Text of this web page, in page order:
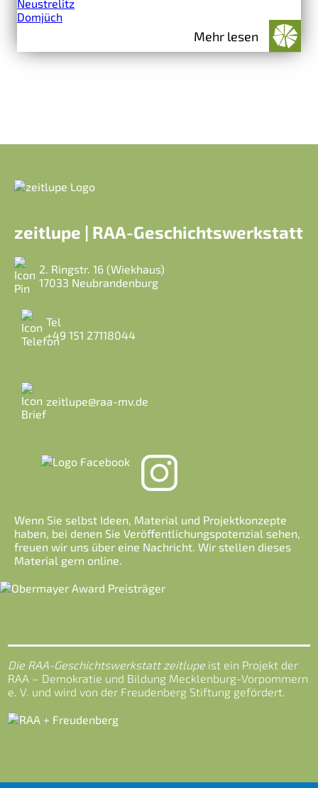
Neustrelitz
Domjüch
Mehr lesen
zeitlupe | RAA-Geschichtswerkstatt
2. Ringstr. 16 (Wiekhaus)
17033 Neubrandenburg
Tel
+49 151 27118044
zeitlupe@raa-mv.de
Wenn Sie selbst Ideen, Material und Projektkonzepte
haben, bei denen Sie Veröffentlichungspotenzial sehen,
freuen wir uns über eine Nachricht. Wir stellen dieses
Material gern online.
Die RAA-Geschichtswerkstatt zeitlupe ist ein Projekt der
RAA – Demokratie und Bildung Mecklenburg-Vorpommern
e. V. und wird von der Freudenberg Stiftung gefördert.